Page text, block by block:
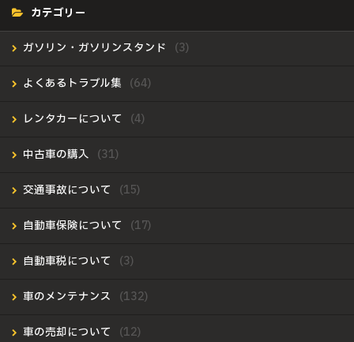
カテゴリー
ガソリン・ガソリンスタンド
よくあるトラブル集
レンタカーについて
中古車の購入
交通事故について
自動車保険について
自動車税について
車のメンテナンス
車の売却について